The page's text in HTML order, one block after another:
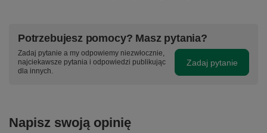
Potrzebujesz pomocy? Masz pytania?
Zadaj pytanie a my odpowiemy niezwłocznie,
najciekawsze pytania i odpowiedzi publikując
dla innych.
Zadaj pytanie
Napisz swoją opinię